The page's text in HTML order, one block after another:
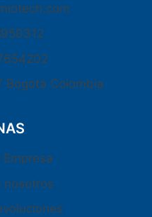
Bogotá Colombia
nosotros